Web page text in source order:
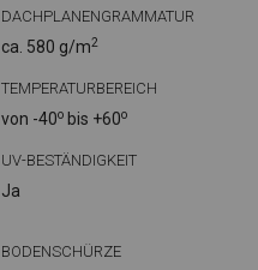
DACHPLANENGRAMMATUR
ca. 580 g/m2
TEMPERATURBEREICH
von -40o bis +60o
UV-BESTÄNDIGKEIT
Ja
BODENSCHÜRZE